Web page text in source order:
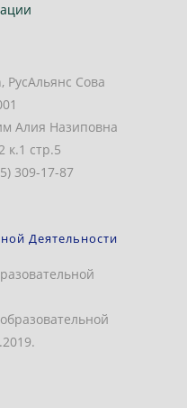
РусАльянс Сова
Алия Назиповна
к.1 стр.5
309-17-87
Деятельности